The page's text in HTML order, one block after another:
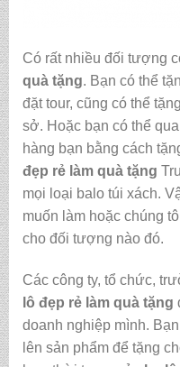
Có rất nhiều đối tượng
quà tặng. Bạn có thể
đặt tour, cũng có thể
sở. Hoặc bạn có thể
hàng bạn bằng cách
đẹp rẻ làm quà tặng
mọi loại balo túi xách.
muốn làm hoặc chúng
cho đối tượng nào đó.
Các công ty, tổ chức,
lô đẹp rẻ làm quà tặng
doanh nghiệp mình.
lên sản phẩm để tặng